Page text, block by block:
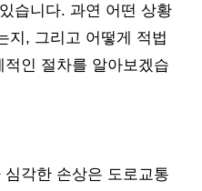
습니다. 과연 어떤 상황
지, 그리고 어떻게 적법
인 절차를 알아보겠습
각한 손상은 도로교통